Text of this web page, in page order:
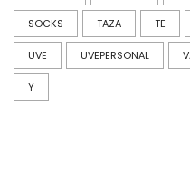
SOCKS TAZA TE
UVE UVEPERSONAL
Y